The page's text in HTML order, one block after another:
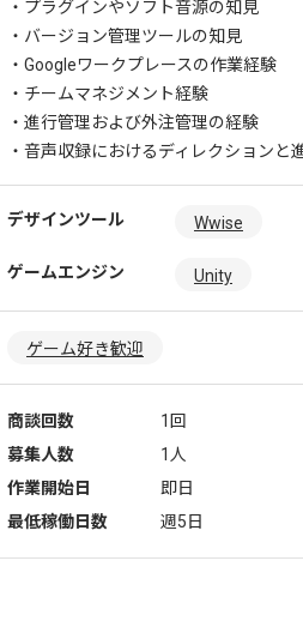
・プラグインやソフト音源の知見
・バージョン管理ツールの知見
・Googleワークプレースの作業経験
・チームマネジメント経験
・進行管理および外注管理の経験
・音声収録におけるディレクションと
デザインツール Wwise
ゲームエンジン Unity
ゲーム好き歓迎
商談回数
1回
募集人数
1人
作業開始日
即日
最低稼働日数
週5日